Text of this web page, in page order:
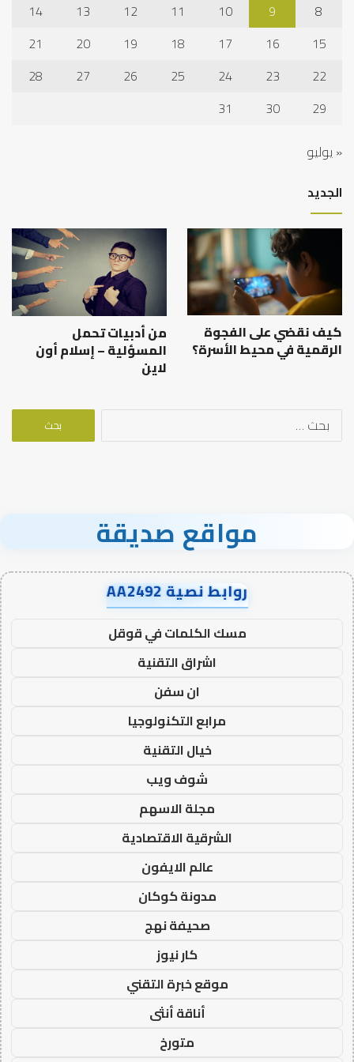
8
9
10
11
12
13
14
15
16
17
18
19
20
21
22
23
24
25
26
27
28
29
30
31
« يوليو
الجديد
كيف نقضي على الفجوة
الرقمية في محيط الأسرة؟
من أدبيات تحمل
المسؤلية – إسلام أون
لاين
البحث
مواقع صديقة
روابط نصية AA2492
مسك الكلمات في قوقل
اشراق التقنية
ان سفن
مرابع التكنولوجيا
خيال التقنية
شوف ويب
مجلة الاسهم
الشرقية الاقتصادية
عالم الايفون
مدونة كوكان
صحيفة نهج
كار نيوز
موقع خبرة التقني
أناقة أنثى
متورخ